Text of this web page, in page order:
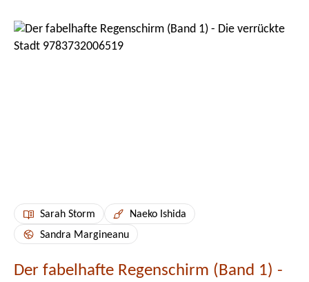
Bildergalerie überspringen
Sarah Storm
Naeko Ishida
Sandra Margineanu
Der fabelhafte Regenschirm (Band 1) -